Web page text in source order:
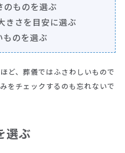
のものを選ぶ
きさを目安に選ぶ
ものを選ぶ
ど、葬儀ではふさわしいもので
をチェックするのも忘れないで
選ぶ